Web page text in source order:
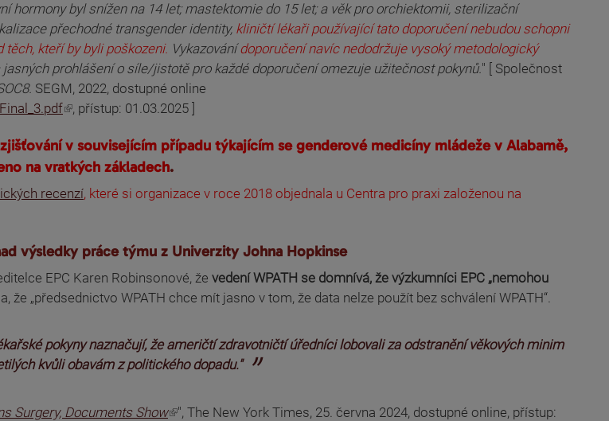
hormony byl snížen na 14 let; mastektomie do 15 let; a věk pro orchiektomii, sterilizační
přechodné transgender identity, kliničtí lékaři používající tato doporučení nebudou schopni
kteří by byli poškozeni. Vykazovánídoporučení navíc nedodržuje vysoký metodologický
prohlášení o síle/jistotě pro každé doporučení omezuje užitečnost pokynů." [ Společnost
SEGM, 2022, dostupné online
, přístup: 01.03.2025 ]
v souvisejícím případu týkajícím se genderové medicíny mládeže v Alabamě,
na vratkých základech.
recenzí, které si organizace v roce 2018 objednala u Centra pro praxi založenou na
výsledky práce týmu z Univerzity Johna Hopkinse
EPC Karen Robinsonové, že vedení WPATH se domnívá, že výzkumníci EPC „nemohou
že „předsednictvo WPATH chce mít jasno v tom, že data nelze použít bez schválení WPATH“.
pokyny naznačují, že američtí zdravotničtí úředníci lobovali za odstranění věkových minim
kvůli obavám z politického dopadu."
Surgery, Documents Show
", The New York Times, 25. června 2024, dostupné online, přístup: